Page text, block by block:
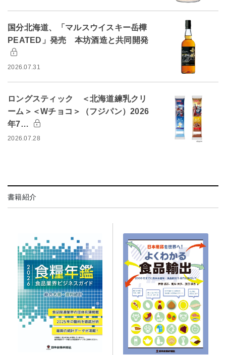
国分北海道、「マルスウイスキー岳樺
PEATED」発売 本坊酒造と共同開発
2026.07.31
ロングスティック ＜北海道練乳クリ
ーム＞＜Wチョコ＞（フジパン）2026
年7…
2026.07.28
書籍紹介